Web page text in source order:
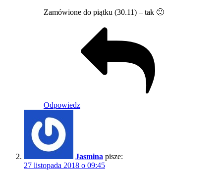
Zamówione do piątku (30.11) – tak 🙂
Odpowiedz
Jasmina pisze:
27 listopada 2018 o 09:45